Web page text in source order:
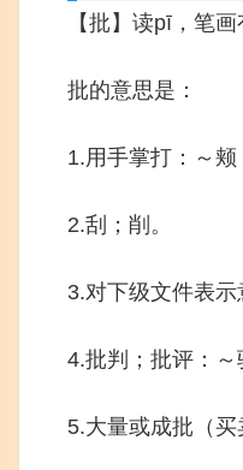
【批】读pī，笔
批的意思是：
1.用手掌打：～颊
2.刮；削。
3.对下级文件表
4.批判；批评：～
5.大量或成批（买